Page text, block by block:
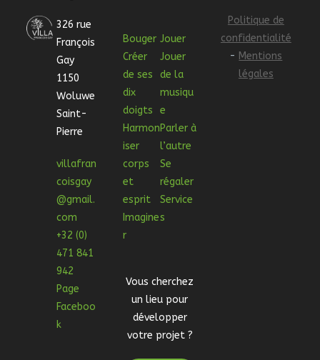
326 rue
François
Gay
1150
Woluwe
Saint-
Pierre
villafran
coisgay
@gmail.
com
+32 (0)
471 841
942
Page
Faceboo
k
Bouger
Créer
de ses
dix
doigts
Harmon
iser
corps
et
esprit
Imagine
r
Jouer
Jouer
de la
musiqu
e
Parler à
l’autre
Se
régaler
Service
s
Vous cherchez
un lieu pour
développer
votre projet ?
Politique de
confidentialité
- Mentions
légales